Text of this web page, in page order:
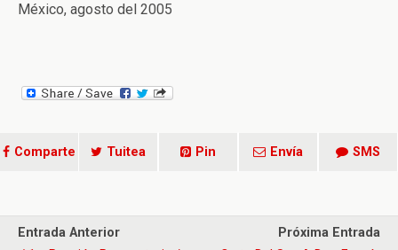
México, agosto del 2005
Comparte Tuitea Pin Envía SMS
Entrada Anterior
Próxima Entrada